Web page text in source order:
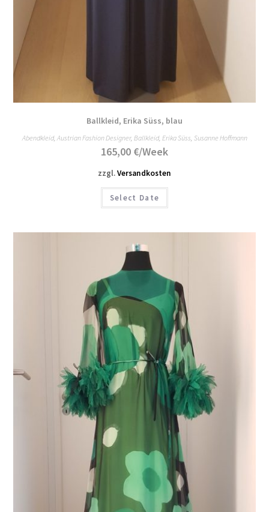
Ballkleid, Erika Süss, blau
Abendkleid,Austrian Fashion Designer, Ballkleid, Erika Süss, Susanne Hoffmann
165,00 €/Week
zzgl.Versandkosten
Select Date